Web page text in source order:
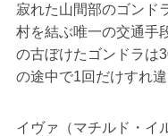
寂れた山間部のゴンド
村を結ぶ唯一の交通手
の古ぼけたゴンドラは
の途中で1回だけすれ違
イヴァ（マチルド・イ